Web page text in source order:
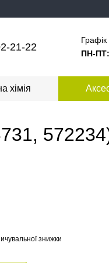
21-22
ПН-ПТ:
хімія
знижки